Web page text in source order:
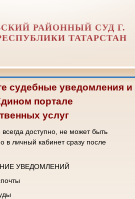
РАЙОННЫЙ СУД Г.
ТАТАРСТАН
судебные уведомления и
портале
услуг
доступно, не может быть
в личный кабинет сразу после
УВЕДОМЛЕНИЙ